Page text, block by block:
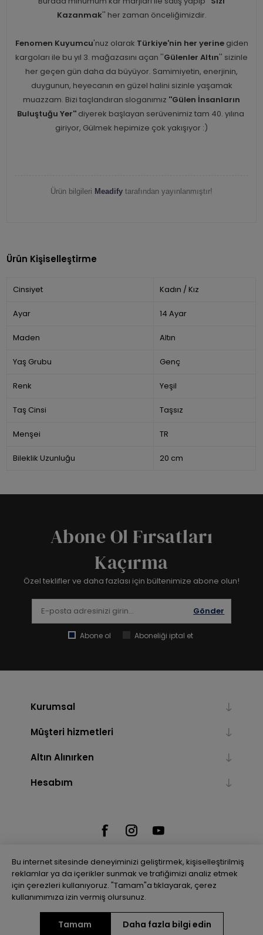
Kazanmak'' her zaman önceliğimizdir.
Fenomen Kuyumcu'nuz olarak Türkiye'nin her yerinegiden
kargoları ile bu yıl 3. mağazasını açan ''Gülenler Altın'' sizinle
her geçen gün daha da büyüyor. Samimiyetin, enerjinin,
duygunun, heyecanın en güzel halini sizinle yaşamak
muazzam. Bizi taçlandıran sloganımız ''Gülen İnsanların
Buluştuğu Yer'' diyerek başlayan serüvenimiz tam 40. yılına
giriyor, Gülmek hepimize çok yakışıyor :)
Ürün bilgileri Meadify tarafından yayınlanmıştır!
Ürün Kişiselleştirme
Cinsiyet Kadın / Kız
Ayar 14 Ayar
Maden Altın
Yaş Grubu Genç
Renk Yeşil
Taş Cinsi Taşsız
Menşei TR
Bileklik Uzunluğu 20 cm
Abone Ol Fırsatları
Kaçırma
Özel teklifler ve daha fazlası için bültenimize abone olun!
Gönder
Abone ol Aboneliği iptal et
Kurumsal
Müşteri hizmetleri
Altın Alınırken
Hesabım
Powered bynopCommerce
Telif hakkı © 2026 Gulenler Altın. Tüm hakları saklıdır.
Bu internet sitesinde deneyiminizi geliştirmek, kişiselleştirilmiş
reklamlar ya da içerikler sunmak ve trafiğimizi analiz etmek
için çerezleri kullanıyoruz. "Tamam"a tıklayarak, çerez
kullanımımıza izin vermiş olursunuz.
Tamam Daha fazla bilgi edin